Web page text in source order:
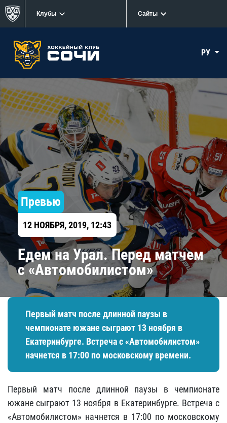
Клубы Сайты
РУ
Превью
12 НОЯБРЯ, 2019, 12:43
Едем на Урал. Перед матчем
с «Автомобилистом»
Первый матч после длинной паузы в
чемпионате южане сыграют 13 ноября в
Екатеринбурге. Встреча с «Автомобилистом»
начнется в 17:00 по московскому времени.
Первый матч после длинной паузы в чемпионате
южане сыграют 13 ноября в Екатеринбурге. Встреча с
«Автомобилистом» начнется в 17:00 по московскому